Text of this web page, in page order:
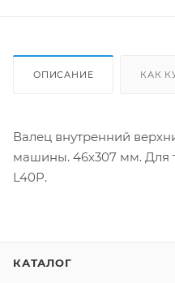
ОПИСАНИЕ КАК
Валец внутренний
машины. 46х307 мм. Для
L40P.
КАТАЛОГ